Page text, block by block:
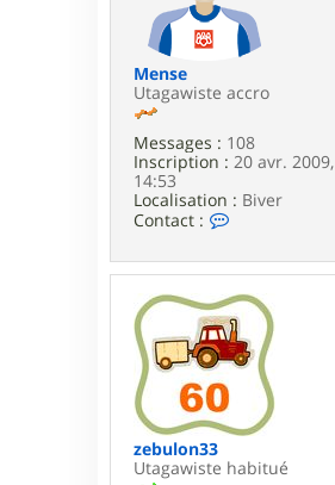
M
e
n
e
Mense
Utagawiste accro
Messages : 108
Inscription : 20 avr. 2009,
14:53
Localisation : Biver
Contact :
t
a
c
t
e
r
n
e
zebulon33
Utagawiste habitué